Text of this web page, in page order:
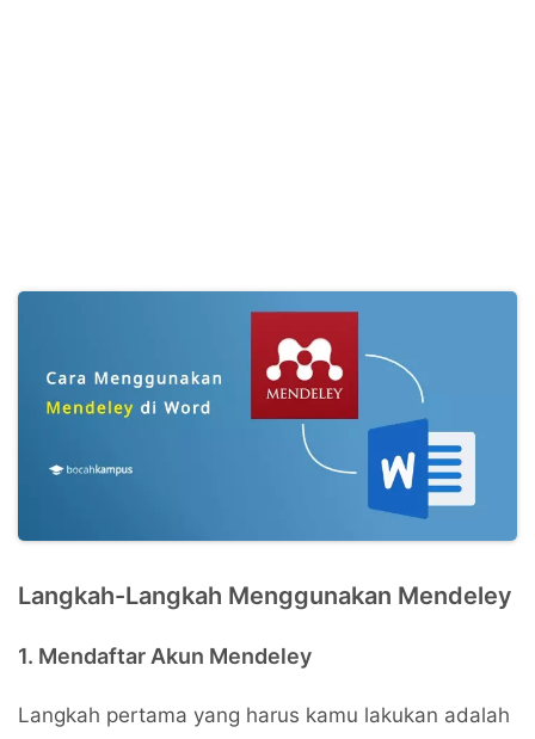
Langkah-Langkah Menggunakan Mendeley
1. Mendaftar Akun Mendeley
Langkah pertama yang harus kamu lakukan adalah